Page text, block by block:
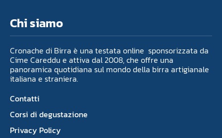
Chi siamo
Cronache di Birra è una testata online sponsorizzata da
Cime Careddu e attiva dal 2008, che offre una
panoramica quotidiana sul mondo della birra artigianale
italiana e straniera.
Contatti
Corsi di degustazione
Privacy Policy